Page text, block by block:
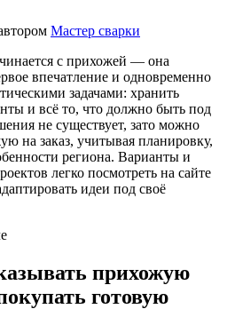
Мастер сварки
с прихожей — она
впечатление и одновременно
задачами: хранить
и всё то, что должно быть под
не существует, зато можно
на заказ, учитывая планировку,
региона. Варианты и
легко посмотреть на сайте
идеи под своё
прихожую
готовую